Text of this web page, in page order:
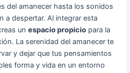
del amanecer hasta los sonidos
a despertar. Al integrar esta
unespacio propicio para la
La serenidad del amanecer te
y dejar que tus pensamientos
forma y vida en un entorno